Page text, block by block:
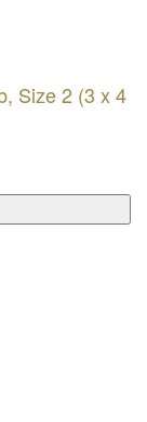
Size 2 (3 x 4